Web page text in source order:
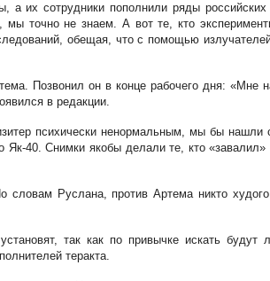
их сотрудники пополнили ряды
точно не знаем. А вот те, кто
обещая, что с помощью
Позвонил он в конце рабочего дня: «Мне
в редакции.
психически ненормальным, мы бы нашли
40. Снимки якобы делали те, кто
Руслана, против Артема никто
так как по привычке искать
теракта.